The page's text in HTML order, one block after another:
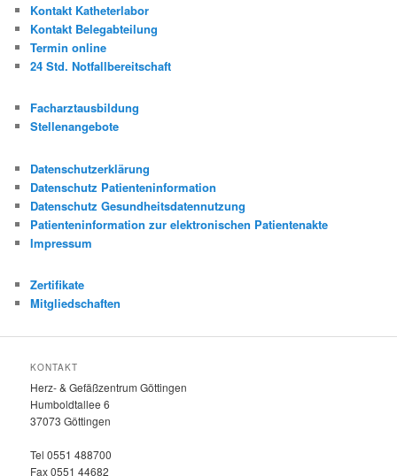
Kontakt Katheterlabor
Kontakt Belegabteilung
Termin online
24 Std. Notfallbereitschaft
Facharztausbildung
Stellenangebote
Datenschutzerklärung
Datenschutz Patienteninformation
Datenschutz Gesundheitsdatennutzung
Patienteninformation zur elektronischen Patientenakte
Impressum
Zertifikate
Mitgliedschaften
KONTAKT
Herz- & Gefäßzentrum Göttingen
Humboldtallee 6
37073 Göttingen
Tel 0551 488700
Fax 0551 44682